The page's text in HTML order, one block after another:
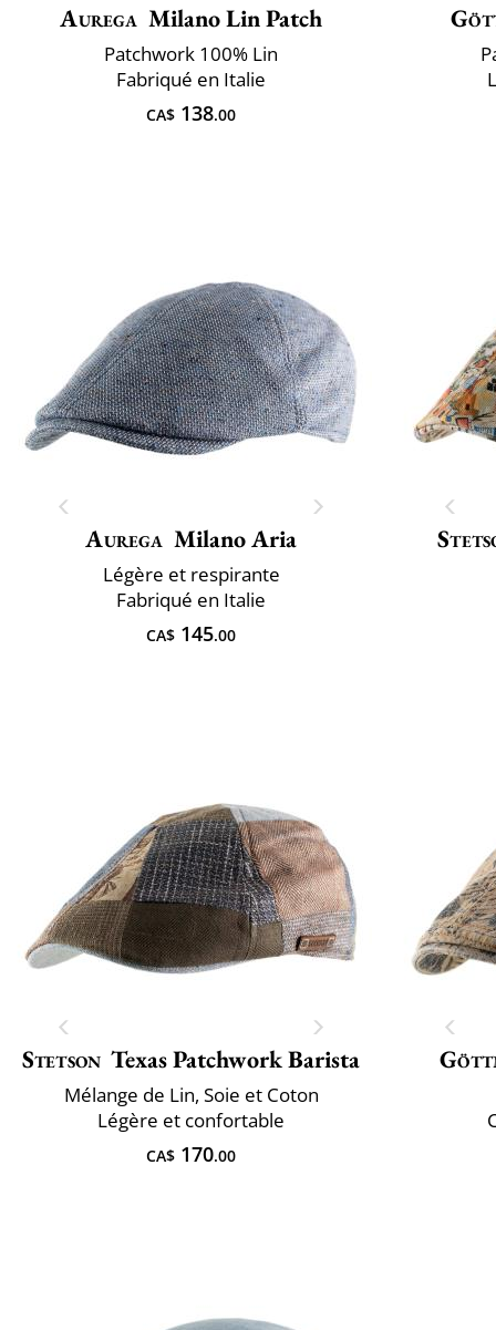
Aurega Milano Lin Patch
Patchwork 100% Lin
Fabriqué en Italie
CA$ 138.00
Aurega Milano Aria
Légère et respirante
Fabriqué en Italie
CA$ 145.00
Stetson Texas Patchwork Barista
Mélange de Lin, Soie et Coton
Légère et confortable
CA$ 170.00